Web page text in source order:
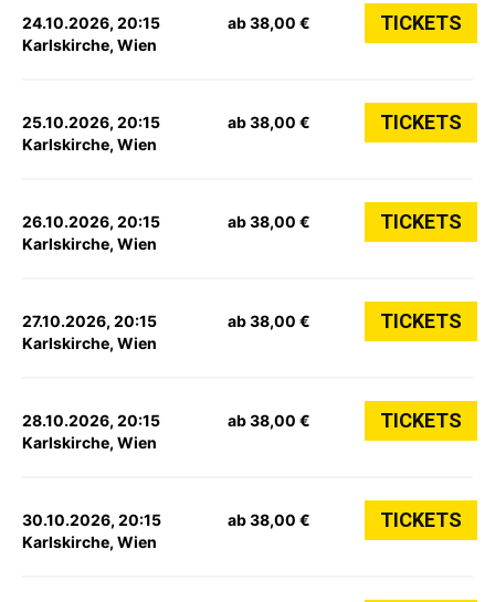
24.10.2026, 20:15
Karlskirche, Wien
ab 38,00 € TICKETS
25.10.2026, 20:15
Karlskirche, Wien
ab 38,00 € TICKETS
26.10.2026, 20:15
Karlskirche, Wien
ab 38,00 € TICKETS
27.10.2026, 20:15
Karlskirche, Wien
ab 38,00 € TICKETS
28.10.2026, 20:15
Karlskirche, Wien
ab 38,00 € TICKETS
30.10.2026, 20:15
Karlskirche, Wien
ab 38,00 € TICKETS